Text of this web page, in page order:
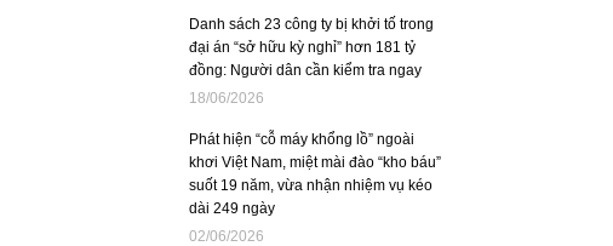
Danh sách 23 công ty bị khởi tố trong
đại án “sở hữu kỳ nghỉ” hơn 181 tỷ
đồng: Người dân cần kiểm tra ngay
18/06/2026
Phát hiện “cỗ máy khổng lồ” ngoài
khơi Việt Nam, miệt mài đào “kho báu”
suốt 19 năm, vừa nhận nhiệm vụ kéo
dài 249 ngày
02/06/2026